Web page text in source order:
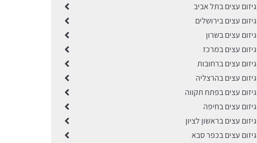
גיזום עצים בתל אביב
גיזום עצים בירושלים
גיזום עצים בשרון
גיזום עצים במרכז
גיזום עצים ברחובות
גיזום עצים בהרצליה
גיזום עצים בפתח תקווה
גיזום עצים בחיפה
גיזום עצים בראשון לציון
גיזום עצים בכפר סבא